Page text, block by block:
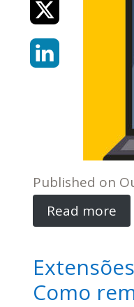
Published on
Read more
Como